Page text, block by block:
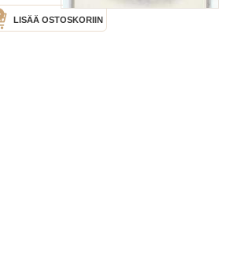
LISÄÄ OSTOSKORIIN